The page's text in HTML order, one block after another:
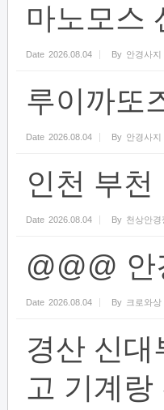
마노모스
Date 2026.08.04 By 안경사지
루이까또
Date 2026.08.04 By 안경사지
인천 부
Date 2026.08.04 By 천상안경
@@@
Date 2026.08.04 By 크로와상
경산 신
고 기계